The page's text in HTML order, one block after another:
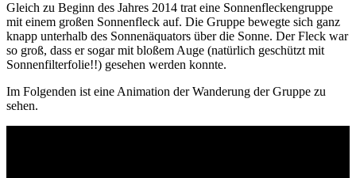
Gleich zu Beginn des Jahres 2014 trat eine Sonnenfleckengruppe
mit einem großen Sonnenfleck auf. Die Gruppe bewegte sich ganz
knapp unterhalb des Sonnenäquators über die Sonne. Der Fleck war
so groß, dass er sogar mit bloßem Auge (natürlich geschützt mit
Sonnenfilterfolie!!) gesehen werden konnte.
Im Folgenden ist eine Animation der Wanderung der Gruppe zu
sehen.